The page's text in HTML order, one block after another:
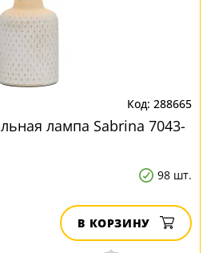
288665
лампа Sabrina 7043-
98 шт.
В КОРЗИНУ